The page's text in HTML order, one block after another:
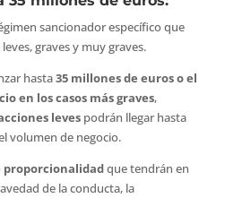
sancionador específico que
graves y muy graves.
hasta35 millones de euros o el
en los casos más graves,
levespodrán llegar hasta
volumen de negocio.
proporcionalidadque tendrán en
de la conducta, la